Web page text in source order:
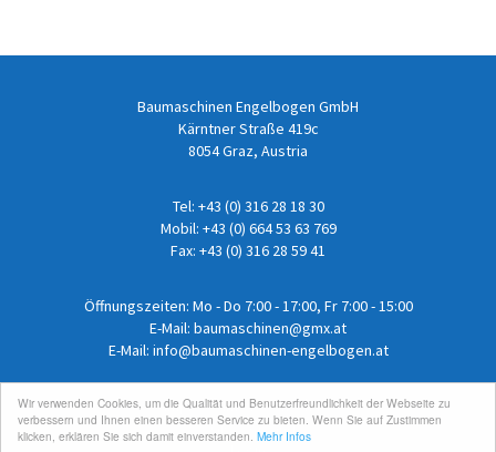
Wir verwenden Cookies, um die Qualität und Benutzerfreundlichkeit der Webseite zu
verbessern und Ihnen einen besseren Service zu bieten. Wenn Sie auf Zustimmen
klicken, erklären Sie sich damit einverstanden. Mehr Infos
Baumaschinen Engelbogen GmbH
Kärntner Straße 419c
8054 Graz, Austria
Tel: +43 (0) 316 28 18 30
Mobil: +43 (0) 664 53 63 769
Fax: +43 (0) 316 28 59 41
Öffnungszeiten: Mo - Do 7:00 - 17:00, Fr 7:00 - 15:00
E-Mail: baumaschinen@gmx.at
E-Mail: info@baumaschinen-engelbogen.at
Impressum/ Datenschutz
AGB/Versand